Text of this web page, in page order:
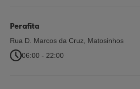
Perafita
Rua D. Marcos da Cruz
Matosinhos
06:00 - 22:00